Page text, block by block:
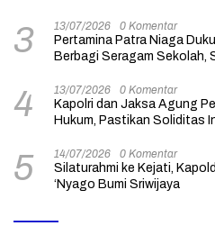
3 13/07/2026 0 Komentar
Pertamina Patra Niaga
Berbagi Seragam Sekolah,
4 13/07/2026 0 Komentar
Kapolri dan Jaksa Agung
Hukum, Pastikan Soliditas
5 14/07/2026 0 Komentar
Silaturahmi ke Kejati,
‘Nyago Bumi Sriwijaya